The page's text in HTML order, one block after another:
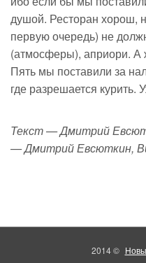
душой. Ресторан хорош,
первую очередь) не
(атмосферы), априори.
Пять мы поставили за
где разрешается курить.
Текст — Дмитрий
— Дмитрий Евсюткин,
2014 ©